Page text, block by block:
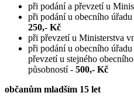
při podání a převzetí u
při podání u obecního
250,- Kč
při převzetí u Ministerstva
při podání u obecního
převzetí u stejného
působností - 500,- Kč
občanům mladším 15 let